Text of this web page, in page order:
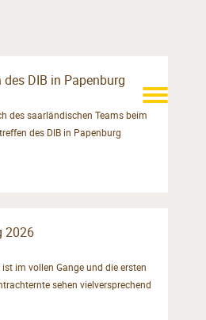
DIB in Papenburg
des saarländischen Teams beim
des DIB in Papenburg
2026
im vollen Gange und die ersten
sehen vielversprechend